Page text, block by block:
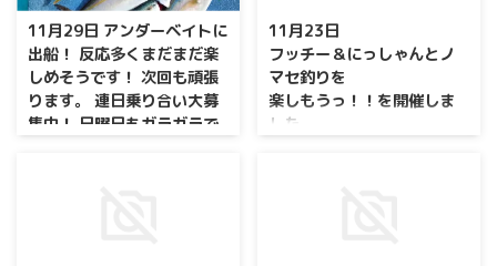
11月29日 アンダーベイトに
出船！ 反応多くまだまだ楽
しめそうです！ 次回も頑張
ります。 連日乗り合い大募
集中！ 日曜日もガラガラで
11月23日
フッチー＆にっしゃんとノ
マセ釣りを
楽しもうっ！！を開催しま
した。